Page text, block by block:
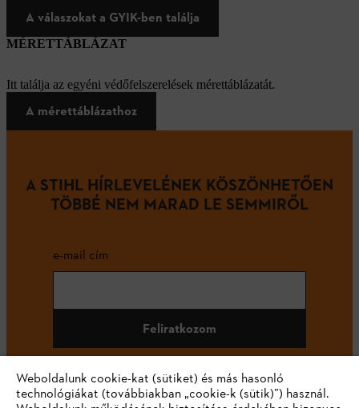
A válaszokat a GYIK-ben találja
MÉRETTÁBLÁZAT
Itt találja az egyéni védőfelszerelések mérettáblázatát.
A mérettáblázathoz
A STIHL HÍRLEVELÉNEK KÖSZÖNHETŐEN
TÖBBÉ NEM MARAD LE SEMMIRŐL
e-mail cím
Feliratkozom
Weboldalunk cookie-kat (sütiket) és más hasonló
technológiákat (továbbiakban „cookie-k (sütik)”) használ.